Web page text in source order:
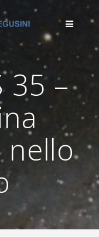
35 –
nello